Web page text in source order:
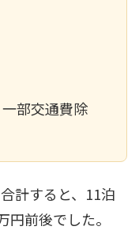
部交通費除
計すると、11泊
前後でした。